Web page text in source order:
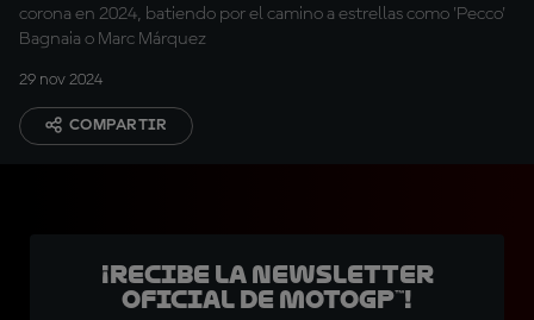
corona en 2024, batiendo por el camino a estrellas como 'Pecco'
Bagnaia o Marc Márquez
29 nov 2024
COMPARTIR
¡Recibe la Newsletter
oficial de MotoGP™!